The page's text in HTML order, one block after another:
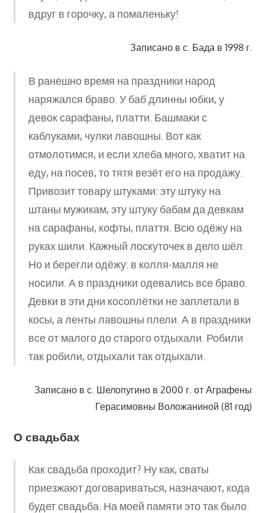
вдруг в горочку, а помаленьку!
Записано в с. Бада в 1998 г.
В ранешно время на праздники народ
наряжался браво. У баб длинны юбки, у
девок сарафаны, платти. Башмаки с
каблуками, чулки лавошны. Вот как
отмолотимся, и если хлеба много, хватит на
еду, на посев, то тятя везёт его на продажу.
Привозит товару штуками: эту штуку на
штаны мужикам, эту штуку бабам да девкам
на сарафаны, кофты, плаття. Всю одёжу на
руках шили. Кажный лоскуточек в дело шёл.
Но и берегли одёжу: в колля-малля не
носили. А в праздники одевались все браво.
Девки в эти дни косоплётки не заплетали в
косы, а ленты лавошны плели. А в праздники
все от малого до старого отдыхали. Робили
так робили, отдыхали так отдыхали.
Записано в с. Шелопугино в 2000 г. от Аграфены
Герасимовны Воложаниной (81 год)
О свадьбах
Как свадьба проходит? Ну как, сваты
приезжают договариваться, назначают, кода
будет свадьба. На моей памяти это так было.